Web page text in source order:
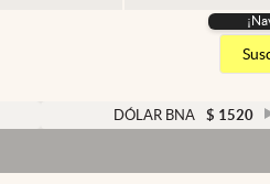
DÓLAR BNA $ 1520 0.00%